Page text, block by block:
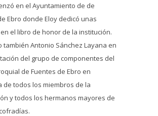
en el Ayuntamiento de de
Ebro donde Eloy dedicó unas
el libro de honor de la institución.
también Antonio Sánchez Layana en
del grupo de componentes del
de Fuentes de Ebro en
de todos los miembros de la
y todos los hermanos mayores de